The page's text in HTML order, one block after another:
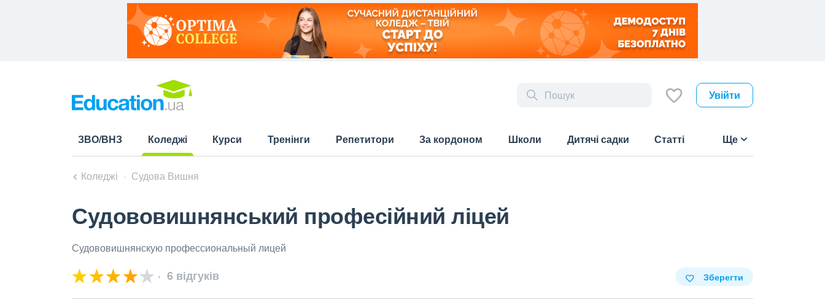
Увійти
ЗВО/ВНЗ
Коледжі
Курси Тренінги Репетитори За кордоном Школи Дитячі садки Статті Ще
Коледжі Судова Вишня
Судововишнянський професійний ліцей
Судововишнянскую профессиональный лицей
6 відгуків Зберегти